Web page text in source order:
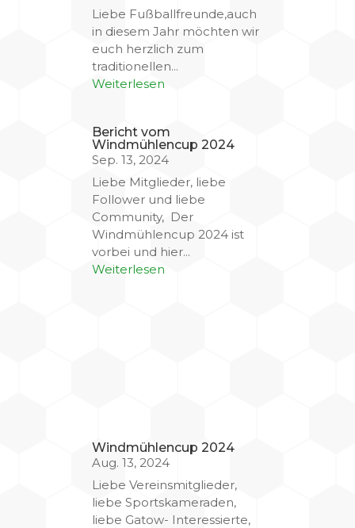
Liebe Fußballfreunde,auch
in diesem Jahr möchten wir
euch herzlich zum
traditionellen...
Weiterlesen
Bericht vom
Windmühlencup 2024
Sep. 13, 2024
Liebe Mitglieder, liebe
Follower und liebe
Community, Der
Windmühlencup 2024 ist
vorbei und hier...
Weiterlesen
Windmühlencup 2024
Aug. 13, 2024
Liebe Vereinsmitglieder,
liebe Sportskameraden,
liebe Gatow- Interessierte,